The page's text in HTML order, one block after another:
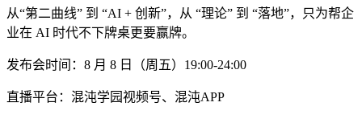
从“第二曲线” 到 “AI + 创新”，从 “理论” 到 “落地”，只为帮企
业在 AI 时代不下牌桌更要赢牌。
发布会时间：8 月 8 日（周五）19:00-24:00
直播平台：混沌学园视频号、混沌APP